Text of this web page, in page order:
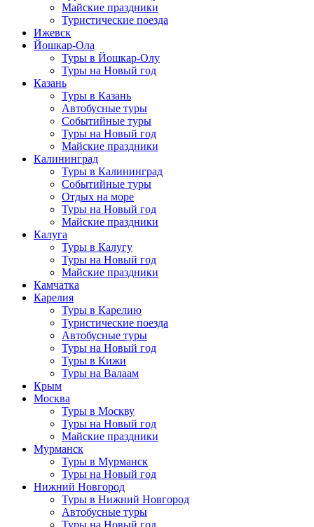
Майские праздники
Туристические поезда
Ижевск
Йошкар-Ола
Туры в Йошкар-Олу
Туры на Новый год
Казань
Туры в Казань
Автобусные туры
Событийные туры
Туры на Новый год
Майские праздники
Калининград
Туры в Калининград
Событийные туры
Отдых на море
Туры на Новый год
Майские праздники
Калуга
Туры в Калугу
Туры на Новый год
Майские праздники
Камчатка
Карелия
Туры в Карелию
Туристические поезда
Автобусные туры
Туры на Новый год
Туры в Кижи
Туры на Валаам
Крым
Москва
Туры в Москву
Туры на Новый год
Майские праздники
Мурманск
Туры в Мурманск
Туры на Новый год
Нижний Новгород
Туры в Нижний Новгород
Автобусные туры
Туры на Новый год